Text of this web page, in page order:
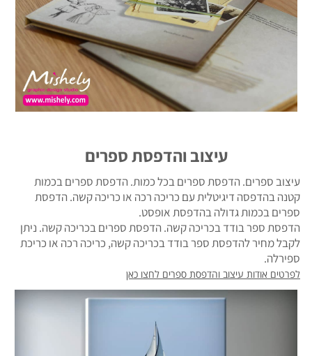
עיצוב והדפסת ספרים
עיצוב ספרים. הדפסת ספרים בכל כמות. הדפסת ספרים בכמות
קטנה בהדפסה דיגיטלית עם כריכה רכה או כריכה קשה. הדפסת
ספרים בכמות גדולה בהדפסת אופסט.
הדפסת ספר בודד בכריכה קשה. הדפסת ספרים בכריכה קשה. ניתן
לקבל מחיר להדפסת ספר בודד בכריכה קשה, כריכה רכה או כריכת
ספירלה.
לפרטים אודות עיצוב והדפסת ספרים לחצו כאן